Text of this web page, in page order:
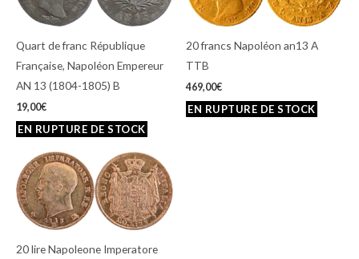
Quart de franc République
Française, Napoléon Empereur
AN 13 (1804-1805) B
19,00€
20 francs Napoléon an13 A
TTB
469,00€
20 lire Napoleone Imperatore